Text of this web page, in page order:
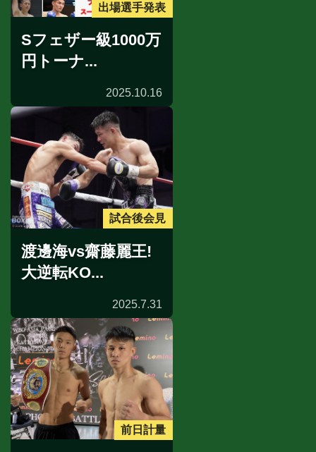
出場選手発表
Sフェザー級1000万
円トーナ...
2025.10.16
試合後会見
渡邊海vs齋藤麗王!
大逆転KO...
2025.7.31
前日計量